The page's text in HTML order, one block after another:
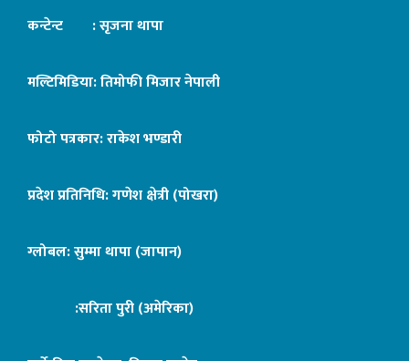
कन्टेन्ट : सृजना थापा
मल्टिमिडिया: तिमोफी मिजार नेपाली
फोटो पत्रकार: राकेश भण्डारी
प्रदेश प्रतिनिधि: गणेश क्षेत्री (पोखरा)
ग्लोबल: सुम्मा थापा (जापान)
:सरिता पुरी (अमेरिका)